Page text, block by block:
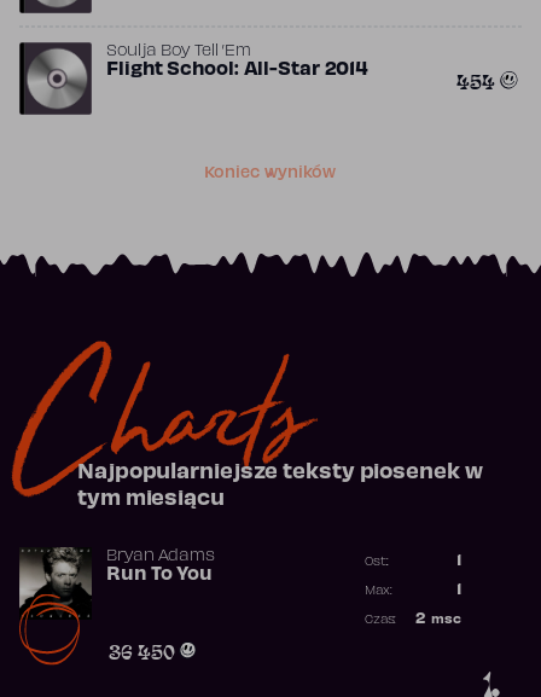
Soulja Boy Tell ’Em
Flight School: All-Star 2014 454
Koniec wyników
Charts
Najpopularniejsze teksty piosenek w
tym miesiącu
1.
Bryan Adams
Run To You
36 450
Ost.:
Max:
2 msc
Czas: